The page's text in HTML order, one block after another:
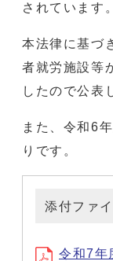
されています。
本法律に基づ
者就労施設等
したので公表
また、令和6
りです。
添付ファ
令和7年